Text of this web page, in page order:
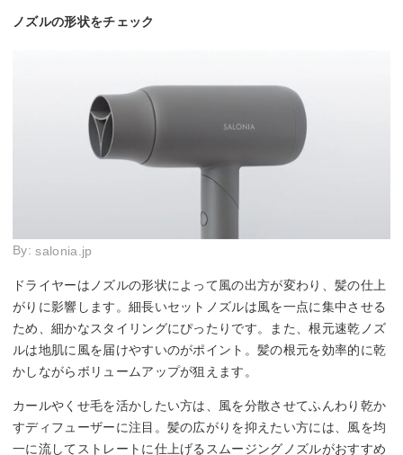
ノズルの形状をチェック
By: salonia.jp
ドライヤーはノズルの形状によって風の出方が変わり、髪の仕上
がりに影響します。細長いセットノズルは風を一点に集中させる
ため、細かなスタイリングにぴったりです。また、根元速乾ノズ
ルは地肌に風を届けやすいのがポイント。髪の根元を効率的に乾
かしながらボリュームアップが狙えます。
カールやくせ毛を活かしたい方は、風を分散させてふんわり乾か
すディフューザーに注目。髪の広がりを抑えたい方には、風を均
一に流してストレートに仕上げるスムージングノズルがおすすめ